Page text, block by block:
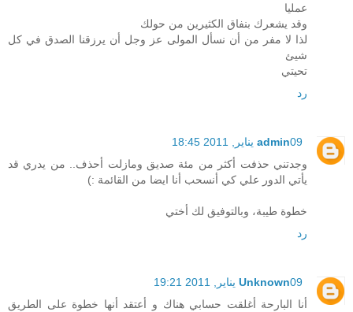
عمليا
وقد يشعرك بنفاق الكثيرين من حولك
لذا لا مفر من أن نسأل المولى عز وجل أن يرزقنا الصدق في كل
شيئ
تحيتي
رد
admin09 يناير, 2011 18:45
وجدتني حذفت أكثر من مئة صديق ومازلت أحذف.. من يدري قد
يأتي الدور علي كي أنسحب أنا ايضا من القائمة :)
خطوة طيبة، وبالتوفيق لك أختي
رد
Unknown09 يناير, 2011 19:21
أنا البارحة أغلقت حسابي هناك و أعتقد أنها خطوة على الطريق